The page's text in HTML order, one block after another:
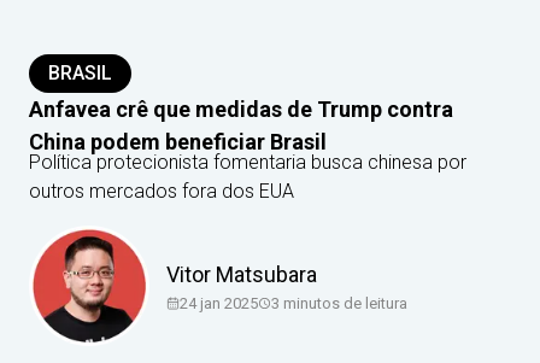
BRASIL
Anfavea crê que medidas de Trump contra
China podem beneficiar Brasil
Política protecionista fomentaria busca chinesa por
outros mercados fora dos EUA
Vitor Matsubara
24 jan 2025 3 minutos de leitura